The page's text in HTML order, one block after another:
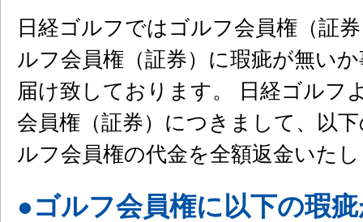
日経ゴルフではゴルフ会員権（証
ルフ会員権（証券）に瑕疵が無い
届け致しております。 日経ゴルフ
会員権（証券）につきまして、以
ルフ会員権の代金を全額返金いた
●ゴルフ会員権に以下の瑕